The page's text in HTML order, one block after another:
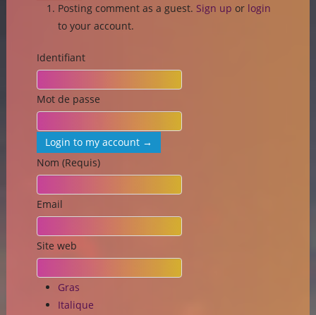
Posting comment as a guest. Sign up or login
to your account.
Identifiant
Mot de passe
Login to my account →
Nom (Requis)
Email
Site web
Gras
Italique